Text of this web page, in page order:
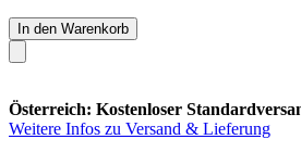
In den Warenkorb
Österreich: Kostenloser
Weitere Infos zu Versand & Lieferung